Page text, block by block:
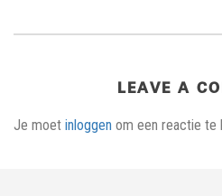
LEAVE A
Je moet inloggen om een reactie te